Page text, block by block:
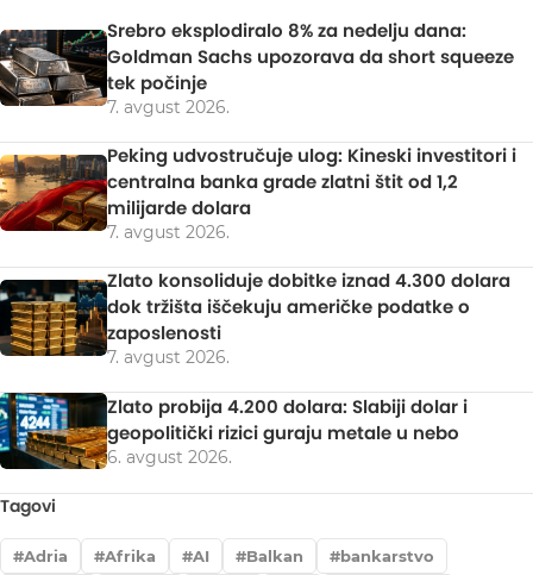
Srebro eksplodiralo 8% za nedelju dana:
Goldman Sachs upozorava da short squeeze
tek počinje
7. avgust 2026.
Peking udvostručuje ulog: Kineski investitori i
centralna banka grade zlatni štit od 1,2
milijarde dolara
7. avgust 2026.
Zlato konsoliduje dobitke iznad 4.300 dolara
dok tržišta iščekuju američke podatke o
zaposlenosti
7. avgust 2026.
Zlato probija 4.200 dolara: Slabiji dolar i
geopolitički rizici guraju metale u nebo
6. avgust 2026.
Tagovi
Adria Afrika AI Balkan
bankarstvo